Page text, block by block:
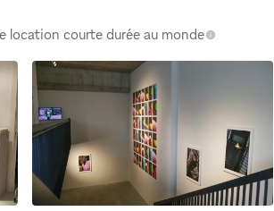
location courte durée au monde